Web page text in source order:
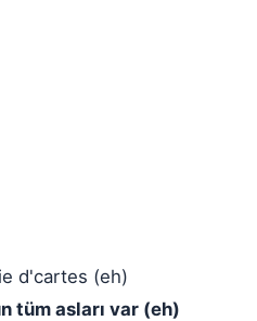
d'cartes (eh)
tüm asları var (eh)